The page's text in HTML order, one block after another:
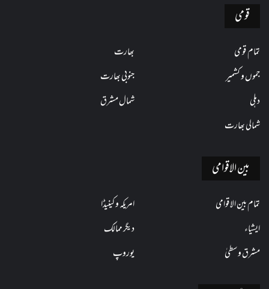
قومی
تمام قومی
بھارت
جموں و کشمیر
جنوبی بھارت
دہلی
شمال مشرق
شمالی بھارت
بین الاقوامی
تمام بین الاقوامی
امریکہ و کینیڈا
ایشیاء
دیگر ممالک
مشرق وسطیٰ
یوروپ